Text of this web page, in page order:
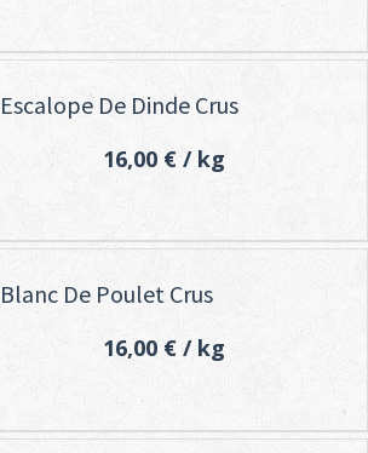
Escalope De Dinde Crus
16,00 € / kg
Blanc De Poulet Crus
16,00 € / kg